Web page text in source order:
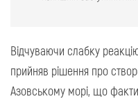
Відчуваючи слабку
прийняв рішення про
Азовському морі, що